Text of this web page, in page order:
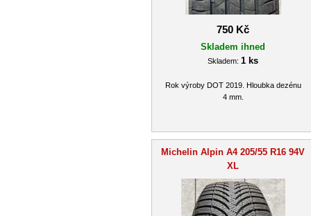
750 Kč
Skladem ihned
Skladem: 1 ks
Rok výroby DOT 2019. Hloubka dezénu
4 mm.
Michelin Alpin A4 205/55 R16 94V
XL